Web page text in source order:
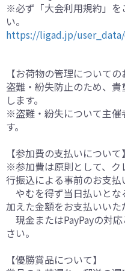
※必ず「大会利用規約」を
い。
https://ligad.jp/
【お荷物の管理についての
盗難・紛失防止のため、
します。
※盗難・紛失について主催
す。
【参加費の支払いについて】
※参加費は原則として、ク
行振込による事前のお支払
やむを得ず当日払いとな
加えた金額をお支払いいた
現金またはPayPayの対
さい。
【優勝賞品について】